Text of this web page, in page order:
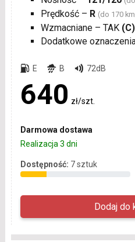
Prędkość – R (do 170
Wzmacniane – TAK (C)
Dodatkowe
E B 72dB
640 zł/szt.
Darmowa dostawa
Realizacja 3 dni
Dostępność: 7 sztuk